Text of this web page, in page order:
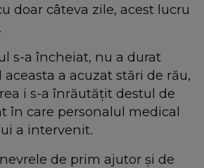
doar câteva zile, acest lucru
s-a încheiat, nu a durat
a acuzat stări de rău,
i s-a înrăutățit destul de
în care personalul medical
a intervenit.
de prim ajutor și de